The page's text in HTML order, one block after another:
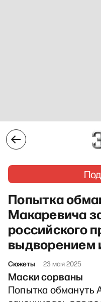
Попытка
Макаревича
российского
выдворением
Сюжеты 23 мая 2025
Маски сорваны
Попытка обмануть